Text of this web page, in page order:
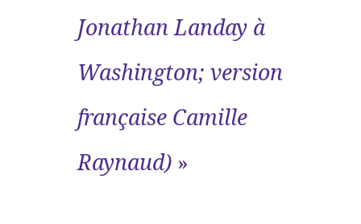
Jonathan Landay à
Washington; version
française Camille
Raynaud) »